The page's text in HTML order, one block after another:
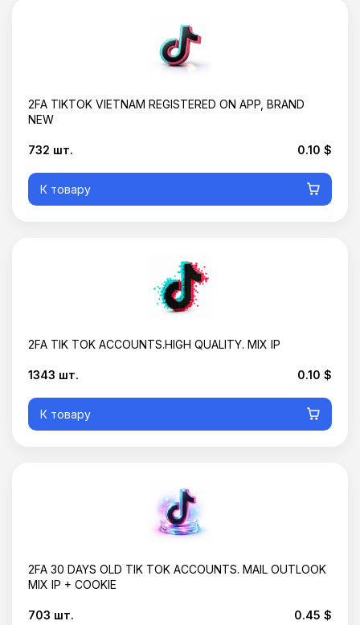
2FA TIKTOK VIETNAM REGISTERED ON APP, BRAND
NEW
732 шт. 0.10 $
К товару
2FA TIK TOK ACCOUNTS.HIGH QUALITY. MIX IP
1343 шт. 0.10 $
К товару
2FA 30 DAYS OLD TIK TOK ACCOUNTS. MAIL OUTLOOK
MIX IP + COOKIE
703 шт. 0.45 $